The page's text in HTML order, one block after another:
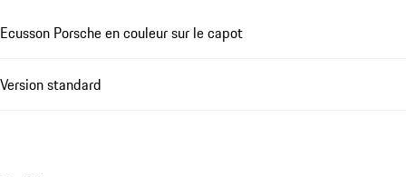
Ecusson Porsche en couleur sur le capot
Version standard